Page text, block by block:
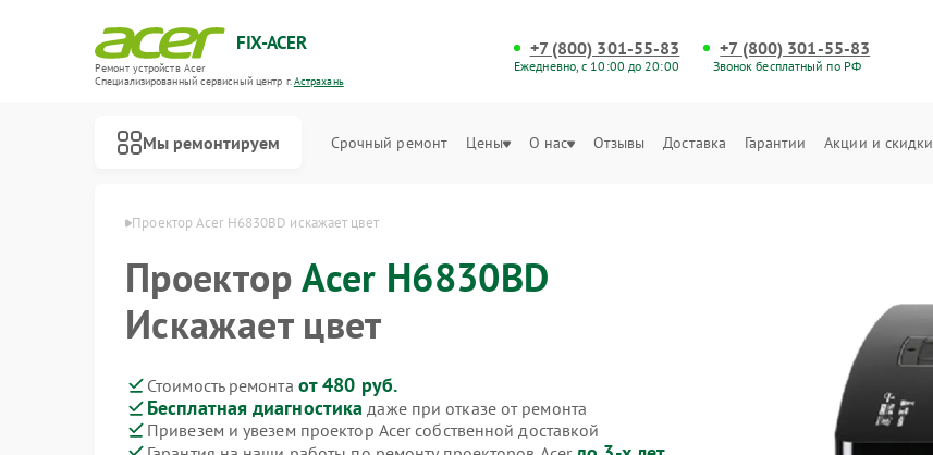
FIX-ACER
Ремонт устройств Acer
Специализированный cервисный центр г.Астрахань
+7 (800) 301-55-83
Ежедневно, с 10:00 до 20:00
+7 (800) 301-55-83
Звонок бесплатный по РФ
Мы ремонтируем Срочный ремонт Цены О нас Отзывы Доставка Гарантии Акции и скидки
в Астрахани Проектор Acer H6830BD искажает цвет
ПроекторAcer H6830BD
Искажает цвет
Стоимость ремонта от 480 руб.
Бесплатная диагностика даже при отказе от ремонта
Привезем и увезем проектор Acer собственной доставкой